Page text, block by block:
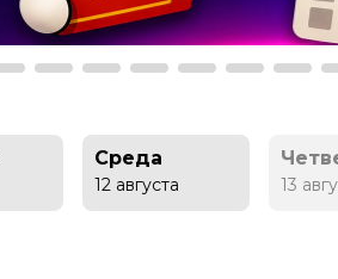
Среда
12 августа 13